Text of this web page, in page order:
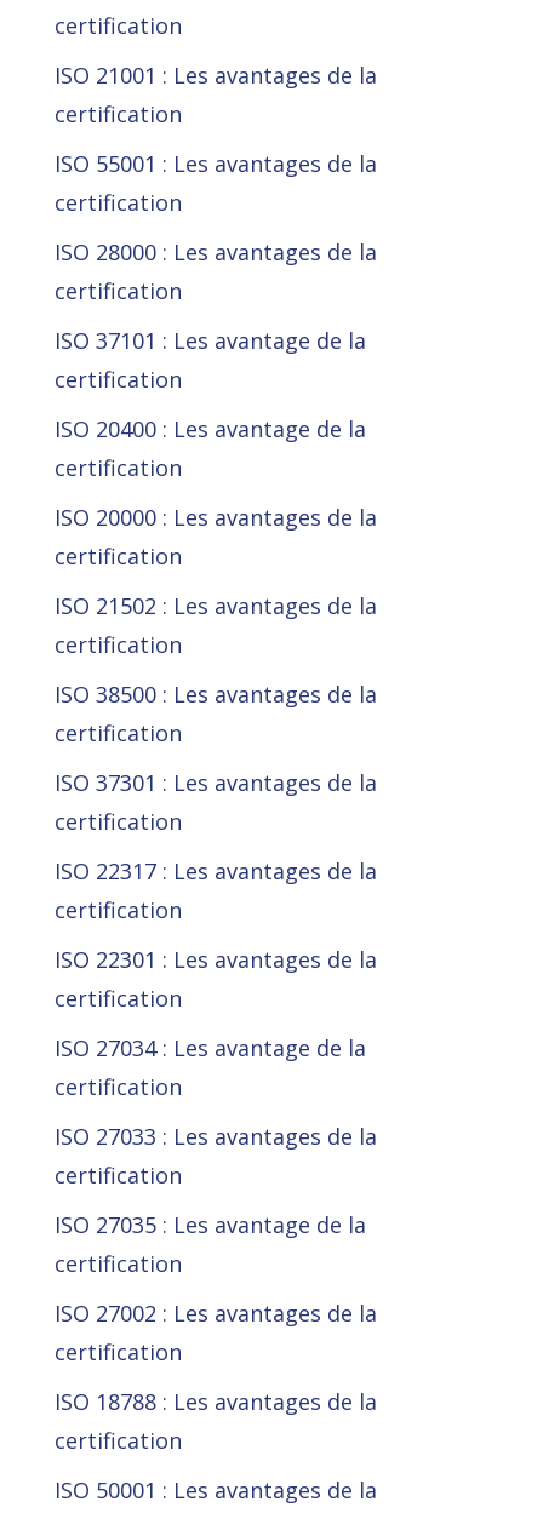
certification
ISO 21001 : Les avantages de la
certification
ISO 55001 : Les avantages de la
certification
ISO 28000 : Les avantages de la
certification
ISO 37101 : Les avantage de la
certification
ISO 20400 : Les avantage de la
certification
ISO 20000 : Les avantages de la
certification
ISO 21502 : Les avantages de la
certification
ISO 38500 : Les avantages de la
certification
ISO 37301 : Les avantages de la
certification
ISO 22317 : Les avantages de la
certification
ISO 22301 : Les avantages de la
certification
ISO 27034 : Les avantage de la
certification
ISO 27033 : Les avantages de la
certification
ISO 27035 : Les avantage de la
certification
ISO 27002 : Les avantages de la
certification
ISO 18788 : Les avantages de la
certification
ISO 50001 : Les avantages de la